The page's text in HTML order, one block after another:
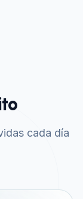
cada día